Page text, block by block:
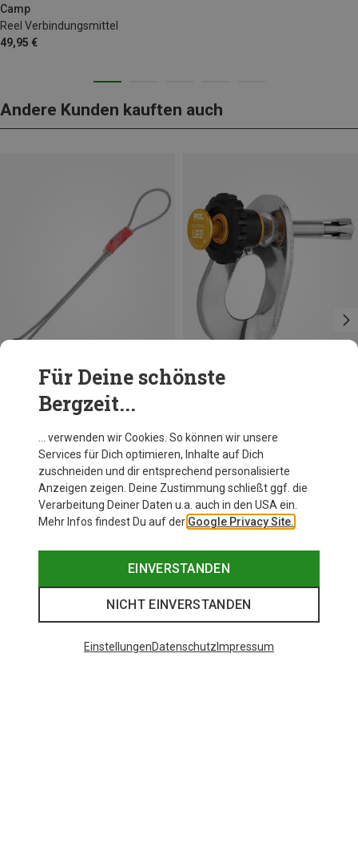
Camp
Reel Verbindungsmittel
49,95 €
Andere Kunden kauften auch
Du sparst 19%
Petzl
Pulse 8mm Bohrhaken
51,70 €
Für Deine schönste
Bergzeit...
… verwenden wir Cookies. So können wir unsere
Services für Dich optimieren, Inhalte auf Dich
zuschneiden und dir entsprechend personalisierte
Anzeigen zeigen. Deine Zustimmung schließt ggf. die
Verarbeitung Deiner Daten u.a. auch in den USA ein.
Mehr Infos findest Du auf der Google Privacy Site.
EINVERSTANDEN
NICHT EINVERSTANDEN
EinstellungenDatenschutz Impressum